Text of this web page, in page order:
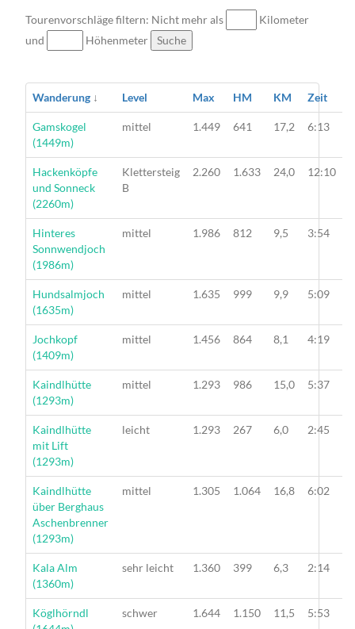
Tourenvorschläge filtern: Nicht mehr als
Kilometer
und
Höhenmeter Suche
Wanderung ↓ Level Max HM KM Zeit
Wanderung
Gamskogel
(1449m)
mittel 1.449 641 17,2 6:13
Wanderung
Hackenköpfe
und Sonneck
(2260m)
Klettersteig
B
2.260 1.633 24,0 12:10
Wanderung
Hinteres
Sonnwendjoch
(1986m)
mittel 1.986 812 9,5 3:54
Wanderung
Hundsalmjoch
(1635m)
mittel 1.635 999 9,9 5:09
Wanderung
Jochkopf
(1409m)
mittel 1.456 864 8,1 4:19
Wanderung
Kaindlhütte
(1293m)
mittel 1.293 986 15,0 5:37
Wanderung
Kaindlhütte
mit Lift
(1293m)
leicht 1.293 267 6,0 2:45
Wanderung
Kaindlhütte
über Berghaus
Aschenbrenner
(1293m)
mittel 1.305 1.064 16,8 6:02
Wanderung
Kala Alm
(1360m)
sehr leicht 1.360 399 6,3 2:14
Wanderung
Köglhörndl
schwer 1.644 1.150 11,5 5:53